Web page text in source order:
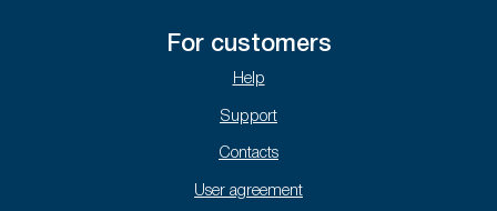
For customers
Help
Support
Contacts
User agreement